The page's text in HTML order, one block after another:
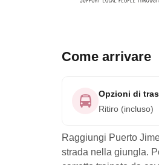
Come arrivare
Opzioni di
Ritiro (incluso)
Raggiungi Puerto
strada nella giungla.